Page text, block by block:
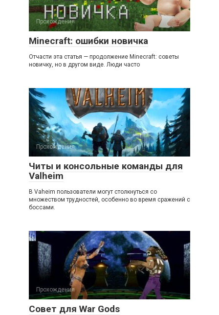
Прохождения
Minecraft: ошибки новичка
Отчасти эта статья — продолжение Minecraft: советы
новичку, но в другом виде. Люди часто
Прохождения
Читы и консольные команды для
Valheim
В Vaheim пользователи могут столкнуться со
множеством трудностей, особенно во время сражений с
боссами.
Прохождения
Совет для War Gods